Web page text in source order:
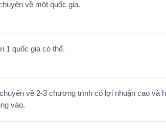
về một quốc gia.
1 quốc gia có thể.
về 2-3 chương trình có lợi nhuận cao và
vào.